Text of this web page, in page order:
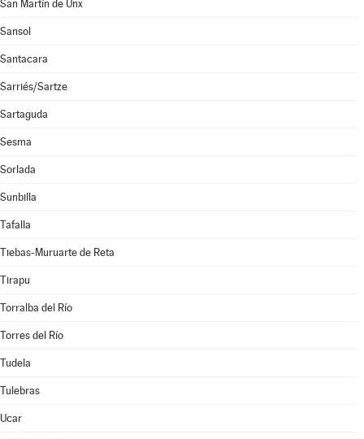
San Martín de Unx
Sansol
Santacara
Sarriés/Sartze
Sartaguda
Sesma
Sorlada
Sunbilla
Tafalla
Tiebas-Muruarte de Reta
Tirapu
Torralba del Río
Torres del Río
Tudela
Tulebras
Ucar